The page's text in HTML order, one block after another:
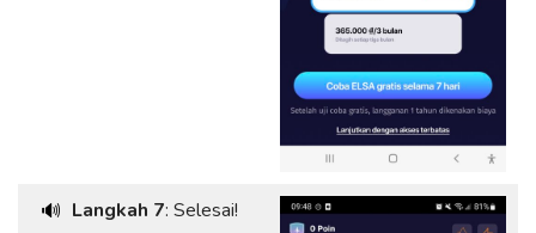
🔊 Langkah 7: Selesai!